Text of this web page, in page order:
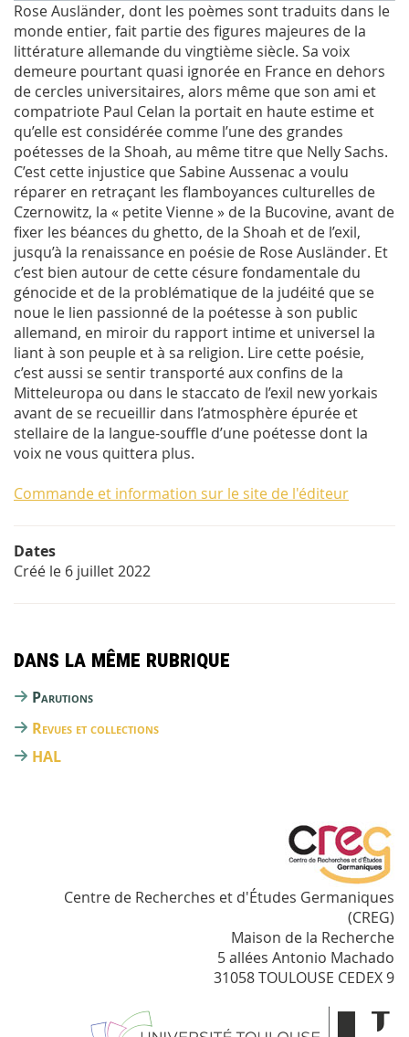
Rose Ausländer, dont les poèmes sont traduits dans le
monde entier, fait partie des figures majeures de la
littérature allemande du vingtième siècle. Sa voix
demeure pourtant quasi ignorée en France en dehors
de cercles universitaires, alors même que son ami et
compatriote Paul Celan la portait en haute estime et
qu’elle est considérée comme l’une des grandes
poétesses de la Shoah, au même titre que Nelly Sachs.
C’est cette injustice que Sabine Aussenac a voulu
réparer en retraçant les flamboyances culturelles de
Czernowitz, la « petite Vienne » de la Bucovine, avant de
fixer les béances du ghetto, de la Shoah et de l’exil,
jusqu’à la renaissance en poésie de Rose Ausländer. Et
c’est bien autour de cette césure fondamentale du
génocide et de la problématique de la judéité que se
noue le lien passionné de la poétesse à son public
allemand, en miroir du rapport intime et universel la
liant à son peuple et à sa religion. Lire cette poésie,
c’est aussi se sentir transporté aux confins de la
Mitteleuropa ou dans le staccato de l’exil new yorkais
avant de se recueillir dans l’atmosphère épurée et
stellaire de la langue-souffle d’une poétesse dont la
voix ne vous quittera plus.
Commande et information sur le site de l'éditeur
Dates
Créé le 6 juillet 2022
Dans la même rubrique
Parutions
Revues et collections
HAL
Centre de Recherches et d'Études Germaniques
(CREG)
Maison de la Recherche
5 allées Antonio Machado
31058 TOULOUSE CEDEX 9